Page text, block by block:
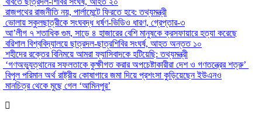
রাজপথের রাজনীতি নয়, পার্লামেন্টে ফিরতে হবে: তথ্যমন্ত্রী
ভোলায় স্কুলছাত্রীকে সংঘবদ্ধ ধর্ষণ-ভিডিও ধারণ, গ্রেপ্তার-৩
আ’লীগ ৭ শতাধিক গুম, সাড়ে ৪ হাজারের বেশি মানুষকে ক্রসফায়ারে হত্যা করেছে
বরিশাল বিশ্ববিদ্যালয়ে ছাত্রদল-ছাত্রশিবির সংঘর্ষ, আহত অন্তত ১০
শহীদের রক্তের বিনিময়ে আমরা ফ্যাসিবাদকে হটিয়েছি: তথ্যমন্ত্রী
‘গণঅভ্যুত্থানের সফলতাকে কুক্ষীগত করার অপচেষ্টাকারীরা দেশ ও গণতন্ত্রের শত্রু’
বিপুল পরিমান অর্থ রাষ্ট্রীয় কোষাগারে জমা দিয়ে প্রশংসা কুড়িয়েছেন ইউএনও
মানচিত্র থেকে মুছে গেল ‘আমিনপুর’